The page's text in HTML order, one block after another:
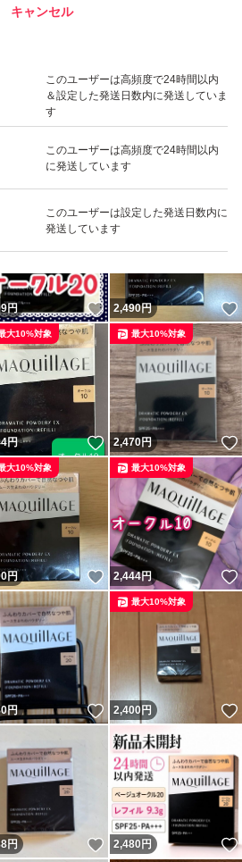
このユーザーは高頻度で24時間以内
＆設定した発送日数内に発送していま
す
このユーザーは高頻度で24時間以内
に発送しています
このユーザーは設定した発送日数内に
発送しています
キャンセル
いいね！
2,499
！
円 いいね！
2,490円
ね！
円 いいね！
大10%対象
2,470円
最大10%対象
！
円 いいね！
大10%対象
2,444円
最大10%対象
ね！
円 いいね！
2,400円
最大10%対象
ね！
円 いいね！
2,480 円